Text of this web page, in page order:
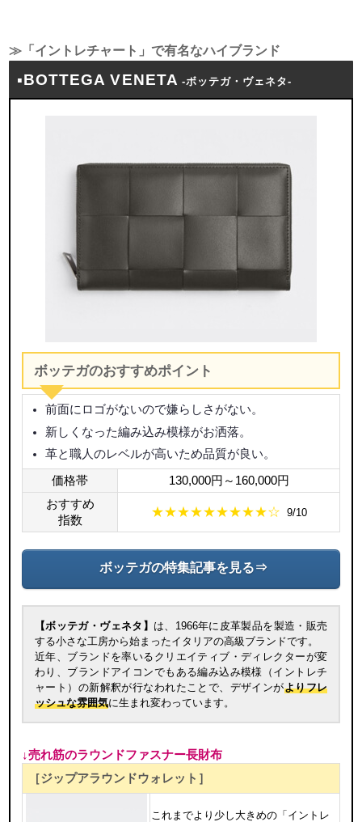
≫「イントレチャート」で有名なハイブランド
▪BOTTEGA VENETA -ボッテガ・ヴェネタ-
ボッテガのおすすめポイント
前面にロゴがないので嫌らしさがない。
新しくなった編み込み模様がお洒落。
革と職人のレベルが高いため品質が良い。
価格帯
130,000円～160,000円
おすすめ
指数
★★★★★★★★★☆ 9/10
ボッテガの特集記事を見る⇒
【ボッテガ・ヴェネタ】 は、1966年に皮革製品を製造・販売
する小さな工房から始まったイタリアの高級ブランドです。
近年、ブランドを率いるクリエイティブ・ディレクターが変
わり、ブランドアイコンでもある編み込み模様（イントレチ
ャート）の新解釈が行なわれたことで、デザインがよりフレ
ッシュな雰囲気に生まれ変わっています。
↓売れ筋のラウンドファスナー長財布
［ジップアラウンドウォレット］
これまでより少し大きめの「イントレ